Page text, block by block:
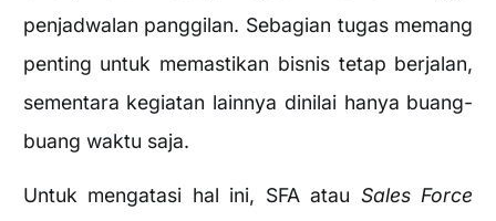
penjadwalan panggilan. Sebagian tugas memang
penting untuk memastikan bisnis tetap berjalan,
sementara kegiatan lainnya dinilai hanya buang-
buang waktu saja.
Untuk mengatasi hal ini, SFA atau Sales Force